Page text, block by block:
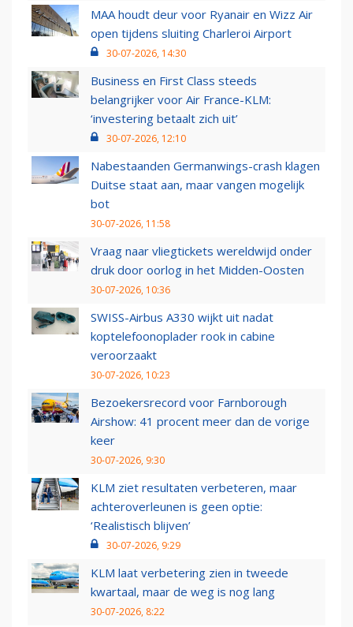
MAA houdt deur voor Ryanair en Wizz Air
open tijdens sluiting Charleroi Airport
30-07-2026, 14:30
Business en First Class steeds
belangrijker voor Air France-KLM:
‘investering betaalt zich uit’
30-07-2026, 12:10
Nabestaanden Germanwings-crash klagen
Duitse staat aan, maar vangen mogelijk
bot
30-07-2026, 11:58
Vraag naar vliegtickets wereldwijd onder
druk door oorlog in het Midden-Oosten
30-07-2026, 10:36
SWISS-Airbus A330 wijkt uit nadat
koptelefoonoplader rook in cabine
veroorzaakt
30-07-2026, 10:23
Bezoekersrecord voor Farnborough
Airshow: 41 procent meer dan de vorige
keer
30-07-2026, 9:30
KLM ziet resultaten verbeteren, maar
achteroverleunen is geen optie:
‘Realistisch blijven’
30-07-2026, 9:29
KLM laat verbetering zien in tweede
kwartaal, maar de weg is nog lang
30-07-2026, 8:22